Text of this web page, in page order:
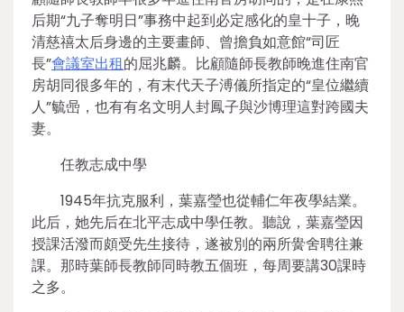
后期“九子奪明日”事務中起到必定感化的皇十子，晚
清慈禧太后身邊的主要畫師、曾擔負如意館“司匠
長”會議室出租的屈兆麟。比顧隨師長教師晚進住南官
房胡同很多年的，有末代天子溥儀所指定的“皇位繼續
人”毓喦，也有有名文明人封鳳子與沙博理這對跨國夫
妻。
任教志成中學
1945年抗克服利，葉嘉瑩也從輔仁年夜學結業。
此后，她先后在北平志成中學任教。聽說，葉嘉瑩因
授課活潑而頗受先生接待，遂被別的兩所黌舍聘往兼
課。那時葉師長教師同時教五個班，每周要講30課時
之多。